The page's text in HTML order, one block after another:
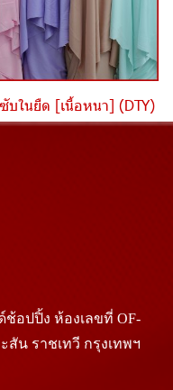
บในยืด [เนื้อหนา] (DTY)
ช้อปปิ้ง ห้องเลขที่ OF-
สัน ราชเทวี กรุงเทพฯ